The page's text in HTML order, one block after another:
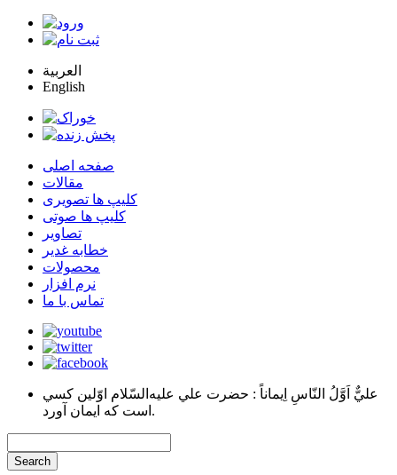
العربية
English
صفحه اصلی
مقالات
کلیپ ها تصویری
کلیپ ها صوتی
تصاویر
خطابه غدیر
محصولات
نرم افزار
تماس با ما
عليٌّ اَوَّلُ النّاسِ اِيماناً : حضرت علي عليه‌السّلام اوّلين كسي
است كه ايمان آورد.